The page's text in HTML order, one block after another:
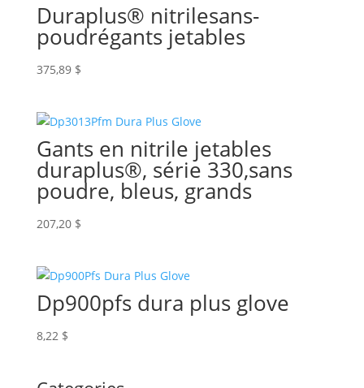
Duraplus® nitrilesans-
poudrégants jetables
375,89 $
Gants en nitrile jetables
duraplus®, série 330,sans
poudre, bleus, grands
207,20 $
Dp900pfs dura plus glove
8,22 $